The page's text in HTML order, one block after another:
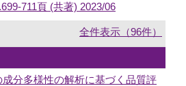
711頁 (共著) 2023/06
全件表示（96件）
成分多様性の解析に基づく品質評